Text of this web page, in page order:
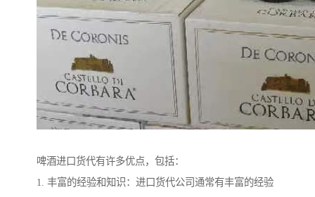
啤酒进口货代有许多优点，包括：
1. 丰富的经验和知识：进口货代公司通常有丰富的经验